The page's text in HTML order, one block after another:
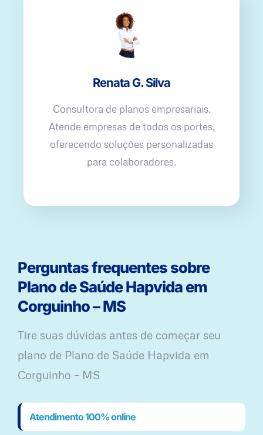
Renata G. Silva
Consultora de planos empresariais.
Atende empresas de todos os portes,
oferecendo soluções personalizadas
para colaboradores.
Perguntas frequentes sobre
Plano de Saúde Hapvida em
Corguinho – MS
Tire suas dúvidas antes de começar seu
plano ​de Plano de Saúde Hapvida em
Corguinho – MS
Atendimento 100% online